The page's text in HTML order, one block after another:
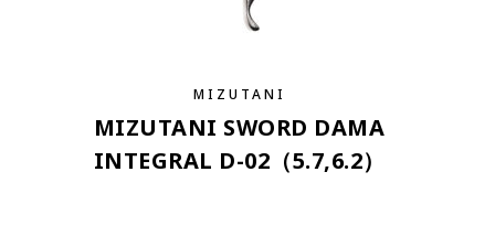
MIZUTANI
MIZUTANI SWORD DAMA
INTEGRAL D-02（5.7,6.2）